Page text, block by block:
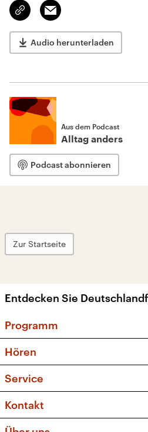
Link
kopieren/teilen
Email
Audio herunterladen
Aus dem Podcast
Alltag anders
Podcast abonnieren
Zur Startseite
Entdecken Sie
Programm
Sendungen und
Musikliste
Kakadu – Das
Hören
Frequenzen (UKW +
Service
FAQ
Apps
Kontakt